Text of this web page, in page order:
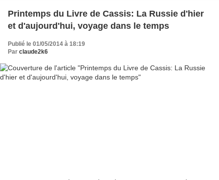
Printemps du Livre de Cassis: La Russie d'hier
et d'aujourd'hui, voyage dans le temps
Publié le 01/05/2014 à 18:19
Par claude2k6